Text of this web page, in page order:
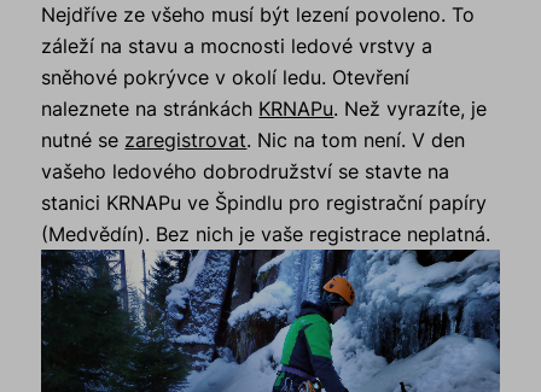
Nejdříve ze všeho musí být lezení povoleno. To
záleží na stavu a mocnosti ledové vrstvy a
sněhové pokrývce v okolí ledu. Otevření
naleznete na stránkách KRNAPu. Než vyrazíte, je
nutné se zaregistrovat. Nic na tom není. V den
vašeho ledového dobrodružství se stavte na
stanici KRNAPu ve Špindlu pro registrační papíry
(Medvědín). Bez nich je vaše registrace neplatná.